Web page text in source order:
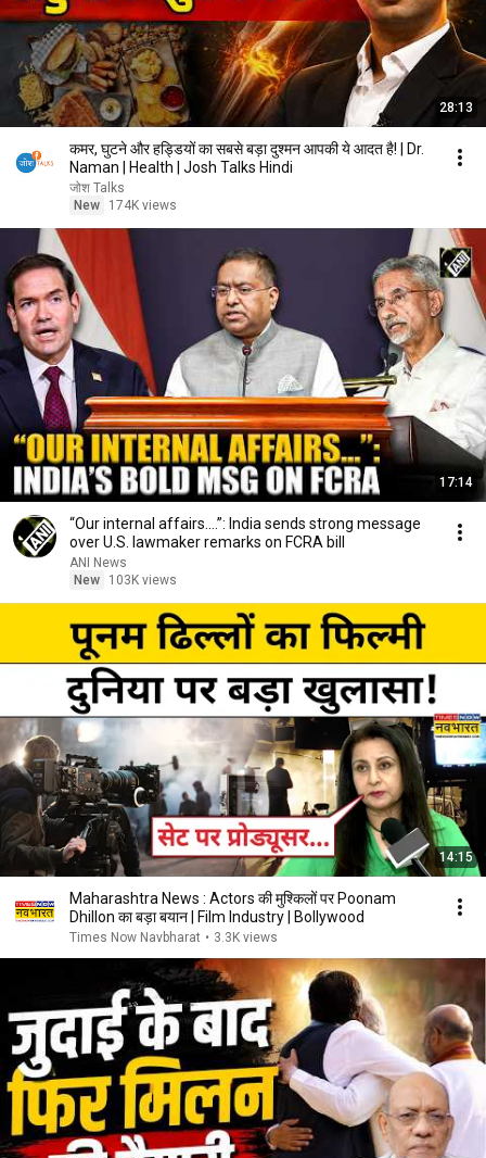
28:13
कमर, घुटने और हड्डियों का सबसे बड़ा दुश्मन आपकी ये आदत है! | Dr.
Naman | Health | Josh Talks Hindi
जोश Talks
New
174K views
17:14
“Our internal affairs….”: India sends strong message
over U.S. lawmaker remarks on FCRA bill
ANI News
New
103K views
14:15
Maharashtra News : Actors की मुश्किलों पर Poonam
Dhillon का बड़ा बयान | Film Industry | Bollywood
Times Now Navbharat • 3.3K views